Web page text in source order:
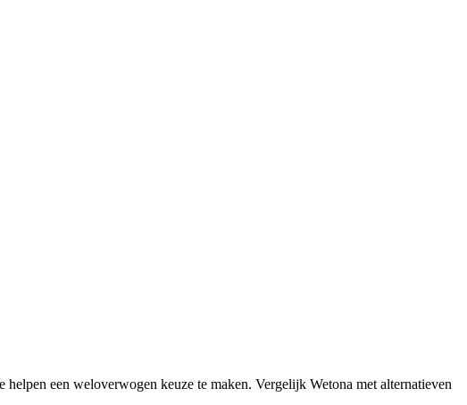
een weloverwogen keuze te maken. Vergelijk Wetona met alternatieven